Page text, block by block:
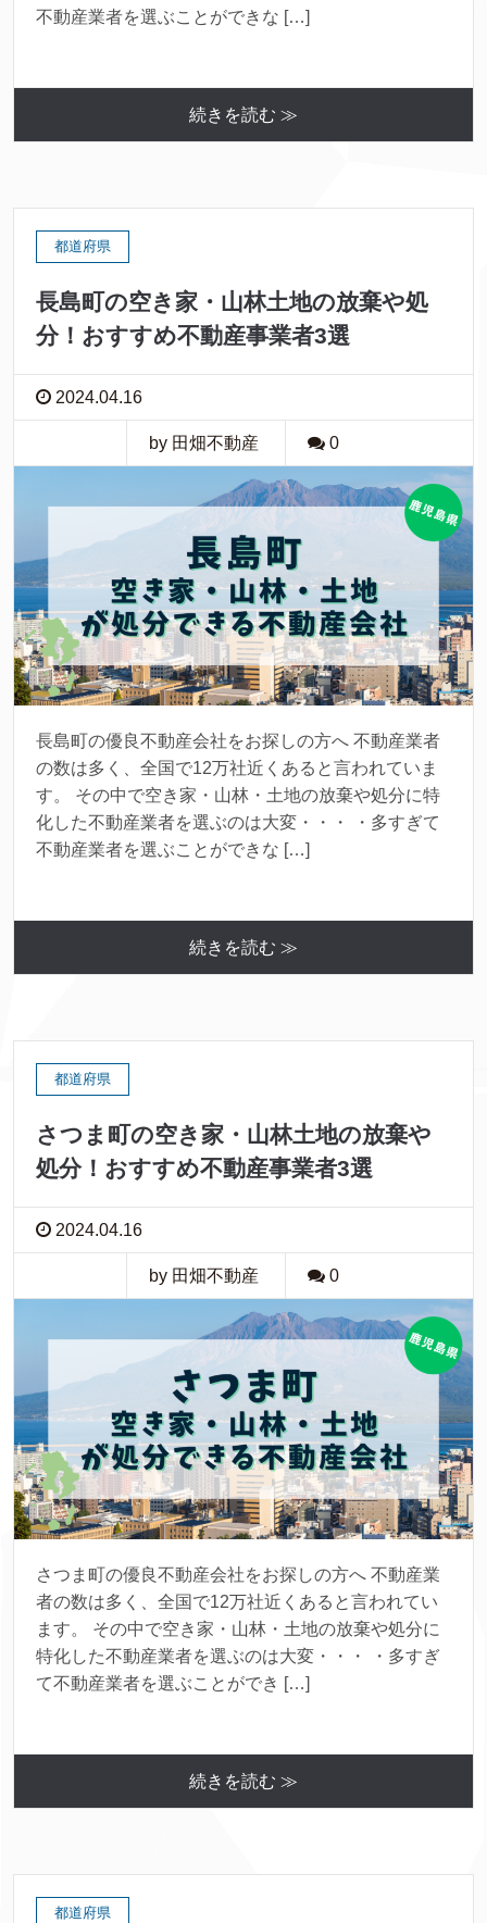
不動産業者を選ぶことができな […]
続きを読む ≫
都道府県
長島町の空き家・山林土地の放棄や処
分！おすすめ不動産事業者3選
2024.04.16
by 田畑不動産 0
長島町の優良不動産会社をお探しの方へ 不動産業者
の数は多く、全国で12万社近くあると言われていま
す。 その中で空き家・山林・土地の放棄や処分に特
化した不動産業者を選ぶのは大変・・・ ・多すぎて
不動産業者を選ぶことができな […]
続きを読む ≫
都道府県
さつま町の空き家・山林土地の放棄や
処分！おすすめ不動産事業者3選
2024.04.16
by 田畑不動産 0
さつま町の優良不動産会社をお探しの方へ 不動産業
者の数は多く、全国で12万社近くあると言われてい
ます。 その中で空き家・山林・土地の放棄や処分に
特化した不動産業者を選ぶのは大変・・・ ・多すぎ
て不動産業者を選ぶことができ […]
続きを読む ≫
都道府県